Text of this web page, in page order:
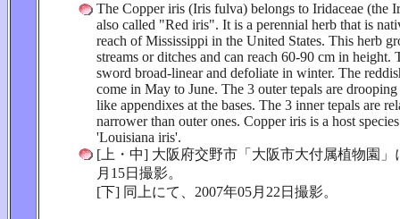
The Copper iris (Iris fulva) belongs to Iridaceae (the
also called "Red iris". It is a perennial herb that is
reach of Mississippi in the United States. This herb
streams or ditches and can reach 60-90 cm in height.
sword broad-linear and defoliate in winter. The
come in May to June. The 3 outer tepals are
like appendixes at the bases. The 3 inner tepals are
narrower than outer ones. Copper iris is a host
'Louisiana iris'.
[上・中] 大阪府交野市「大阪市大付属植物園」
月15日撮影。
[下] 同上にて、2007年05月22日撮影。